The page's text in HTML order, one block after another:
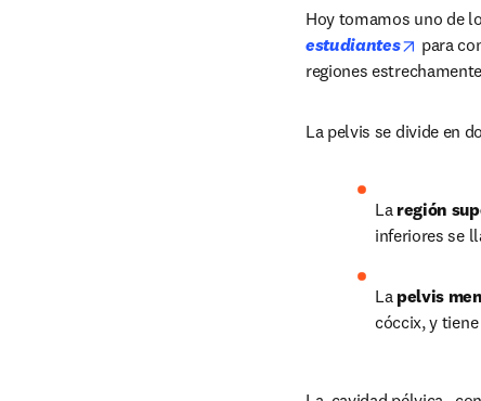
Hoy tomamos uno de
estudiantes
opens
para
regiones
La pelvis se divide en
La región
inferiores se
La pelvis
cóccix, y